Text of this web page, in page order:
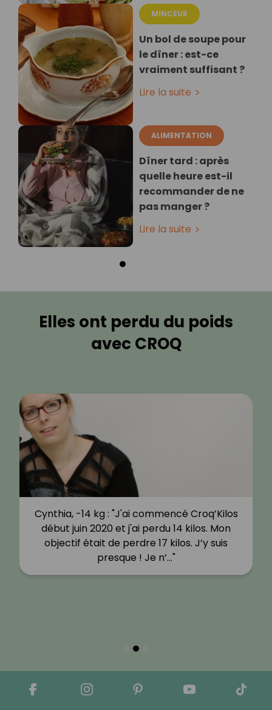
MINCEUR
Un bol de soupe pour
le dîner : est-ce
vraiment suffisant ?
Lire la suite
ALIMENTATION
Dîner tard : après
quelle heure est-il
recommander de ne
pas manger ?
Lire la suite
Elles ont perdu du poids
avec CROQ
Cynthia, -14 kg : "J'ai commencé Croq’Kilos
début juin 2020 et j'ai perdu 14 kilos. Mon
objectif était de perdre 17 kilos. J’y suis
presque ! Je n’…"